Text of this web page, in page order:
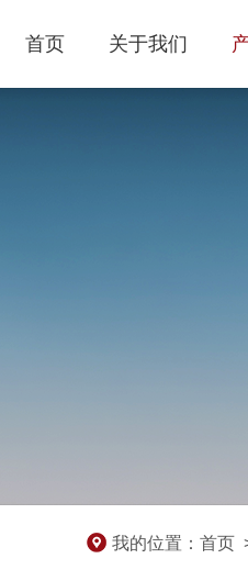
首页 关于我们
我的位置： 首页